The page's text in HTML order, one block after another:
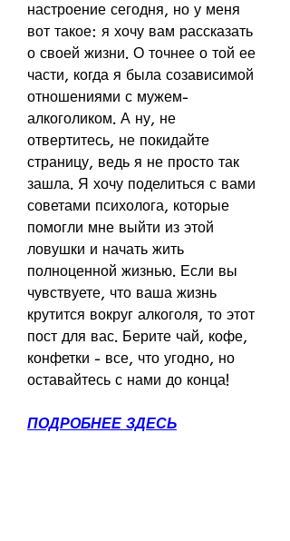
настроение сегодня, но у меня
вот такое: я хочу вам рассказать
о своей жизни. О точнее о той ее
части, когда я была созависимой
отношениями с мужем-
алкоголиком. А ну, не
отвертитесь, не покидайте
страницу, ведь я не просто так
зашла. Я хочу поделиться с вами
советами психолога, которые
помогли мне выйти из этой
ловушки и начать жить
полноценной жизнью. Если вы
чувствуете, что ваша жизнь
крутится вокруг алкоголя, то этот
пост для вас. Берите чай, кофе,
конфетки - все, что угодно, но
оставайтесь с нами до конца!
ПОДРОБНЕЕ ЗДЕСЬ